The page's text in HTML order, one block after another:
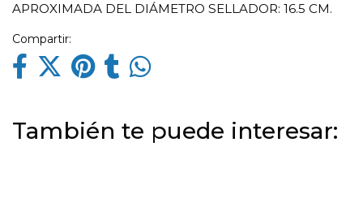
APROXIMADA DEL DIÁMETRO SELLADOR: 16.5 CM.
Compartir:
También te puede interesar: